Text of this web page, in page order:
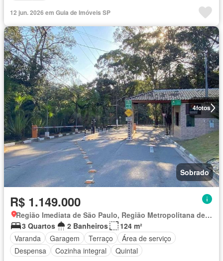
12 jun. 2026 em Guia de Imóveis SP
4fotos
Sobrado
R$ 1.149.000
Região Imediata de São Paulo, Região Metropolitana de São Paulo
3 Quartos
2 Banheiros
124 m²
Varanda
Garagem Terraço
Área de serviço
Despensa
Cozinha integral Quintal